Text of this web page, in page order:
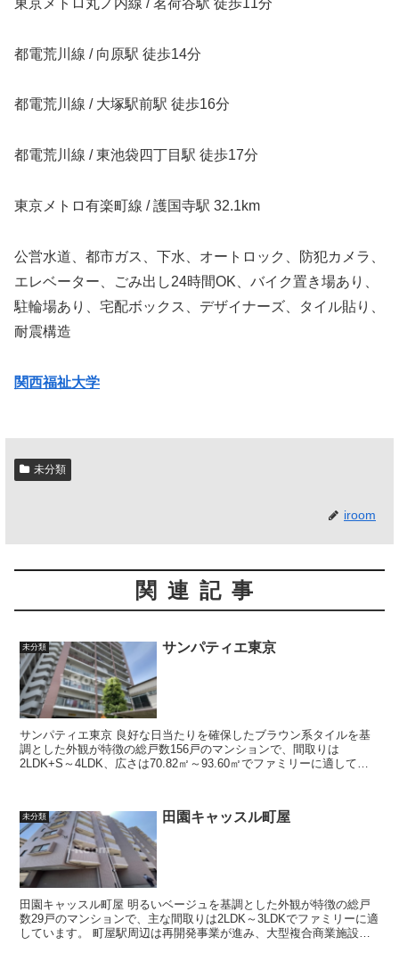
都電荒川線 / 向原駅 徒歩14分
都電荒川線 / 大塚駅前駅 徒歩16分
都電荒川線 / 東池袋四丁目駅 徒歩17分
東京メトロ有楽町線 / 護国寺駅 32.1km
公営水道、都市ガス、下水、オートロック、防犯カメラ、
エレベーター、ごみ出し24時間OK、バイク置き場あり、
駐輪場あり、宅配ボックス、デザイナーズ、タイル貼り、
耐震構造
関西福祉大学
未分類
iroom
関連記事
未分類 サンパティエ東京
サンパティエ東京 良好な日当たりを確保したブラウン系タイルを基
調とした外観が特徴の総戸数156戸のマンションで、間取りは
2LDK+S～4LDK、広さは70.82㎡～93.60㎡でファミリーに適してい
未分類 田園キャッスル町屋
田園キャッスル町屋 明るいベージュを基調とした外観が特徴の総戸
数29戸のマンションで、主な間取りは2LDK～3LDKでファミリーに適
しています。 町屋駅周辺は再開発事業が進み、大型複合商業施設が